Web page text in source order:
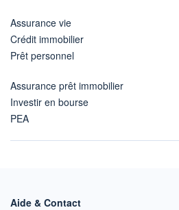
Assurance vie
Crédit immobilier
Prêt personnel
Assurance prêt immobilier
Investir en bourse
PEA
Aide & Contact